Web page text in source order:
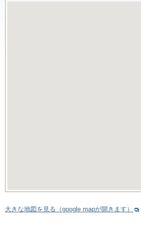
大きな地図を見る（google mapが開きます）